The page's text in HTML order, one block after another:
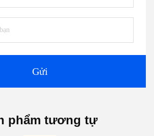
Gửi
phẩm tương tự